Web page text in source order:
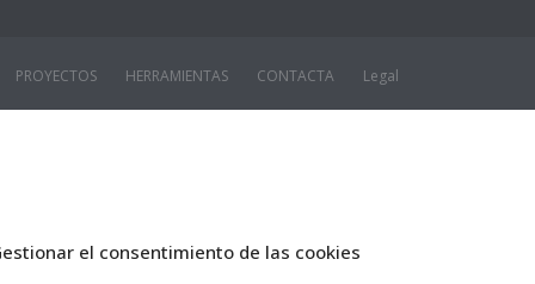
el consentimiento de las cookies
PROYECTOS HERRAMIENTAS CONTACTA Legal